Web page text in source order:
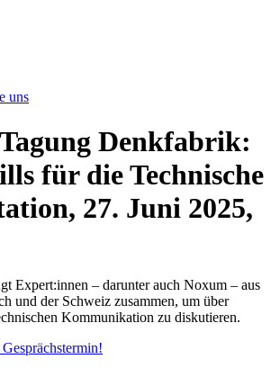
uns
Denkfabrik:
für die Technische
27. Juni 2025,
Expert:innen – darunter auch Noxum – aus
und der Schweiz zusammen, um über
Kommunikation zu diskutieren.